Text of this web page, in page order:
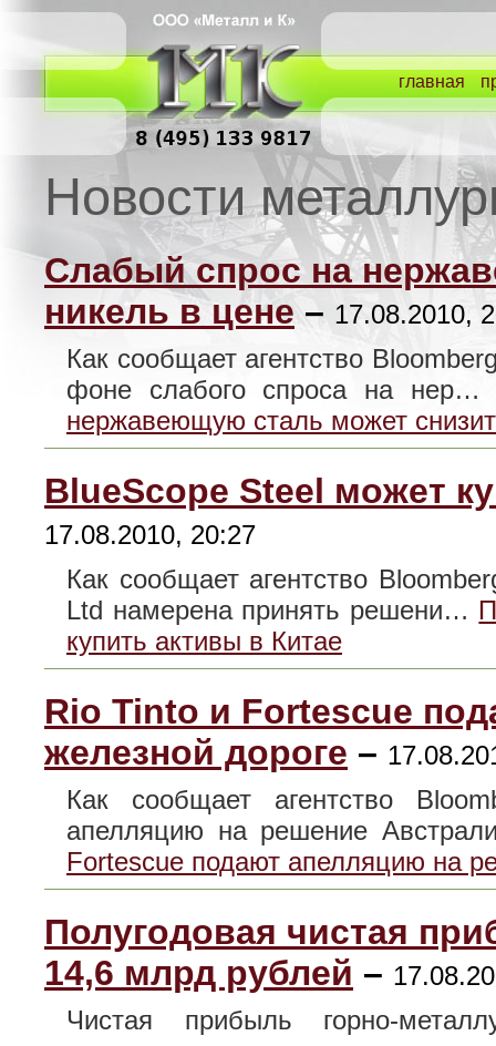
главная
Новости
Слабый спрос на
никель в цене– 17.08.2010,
Как сообщает агентство
фоне слабого спроса на
нержавеющую сталь может
BlueScope Steel может
17.08.2010, 20:27
Как сообщает агентство
Ltd намерена принять решени…
купить активы в Китае
Rio Tinto и Fortescue
железной дороге –
Как сообщает агентство
апелляцию на решение
Fortescue подают апелляцию на
Полугодовая чистая
14,6 млрд рублей –
Чистая прибыль горно-